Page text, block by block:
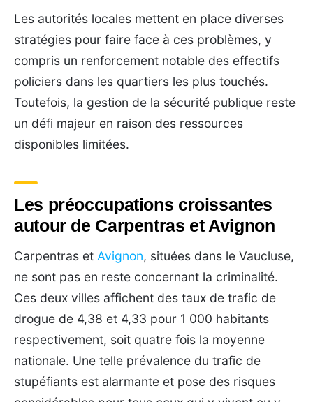
Les autorités locales mettent en place diverses
stratégies pour faire face à ces problèmes, y
compris un renforcement notable des effectifs
policiers dans les quartiers les plus touchés.
Toutefois, la gestion de la sécurité publique reste
un défi majeur en raison des ressources
disponibles limitées.
Les préoccupations croissantes
autour de Carpentras et Avignon
Carpentras et Avignon, situées dans le Vaucluse,
ne sont pas en reste concernant la criminalité.
Ces deux villes affichent des taux de trafic de
drogue de 4,38 et 4,33 pour 1 000 habitants
respectivement, soit quatre fois la moyenne
nationale. Une telle prévalence du trafic de
stupéfiants est alarmante et pose des risques